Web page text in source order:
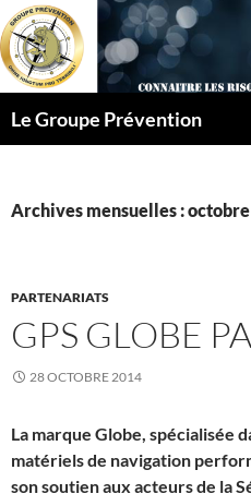
Aller
au
contenu
Le Groupe Prévention
Archives mensuelles :
PARTENARIATS
GPS GLOBE
28 OCTOBRE 2014
La marque Globe, spécialisée
matériels de navigation
son soutien aux acteurs de la